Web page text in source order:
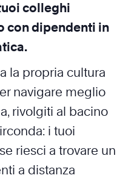
colleghi
con dipendenti in
la propria cultura
navigare meglio
rivolgiti al bacino
i tuoi
riesci a trovare un
a distanza